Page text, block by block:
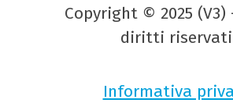
Copyright © 2025
diritti riservati
Informativa